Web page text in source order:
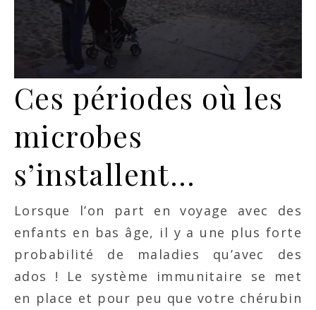
Ces périodes où les
microbes
s’installent…
Lorsque l’on part en voyage avec des
enfants en bas âge, il y a une plus forte
probabilité de maladies qu’avec des
ados ! Le système immunitaire se met
en place et pour peu que votre chérubin